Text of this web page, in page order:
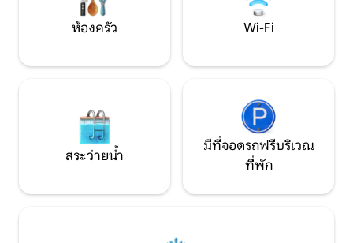
ห้องครัว Wi-Fi
สระว่ายน้ำ
มีที่จอดรถฟรีบริเวณ
ที่พัก